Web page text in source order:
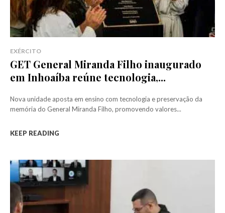
EXÉRCITO
GET General Miranda Filho inaugurado
em Inhoaíba reúne tecnologia,...
Nova unidade aposta em ensino com tecnologia e preservação da
memória do General Miranda Filho, promovendo valores...
KEEP READING